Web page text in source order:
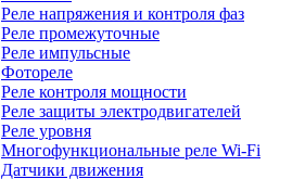
Реле напряжения и контроля фаз
Реле промежуточные
Реле импульсные
Фотореле
Реле контроля мощности
Реле защиты электродвигателей
Реле уровня
Многофункциональные реле Wi-Fi
Датчики движения